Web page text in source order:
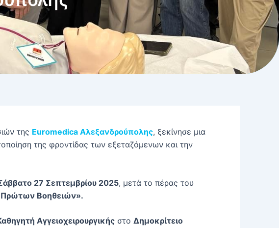
της Euromedica Αλεξανδρούπολης, ξεκίνησε μια
της φροντίδας των εξεταζόμενων και την
27 Σεπτεμβρίου 2025, μετά το πέρας του
Πρώτων Βοηθειών».
Αγγειοχειρουργικής στο Δημοκρίτειο